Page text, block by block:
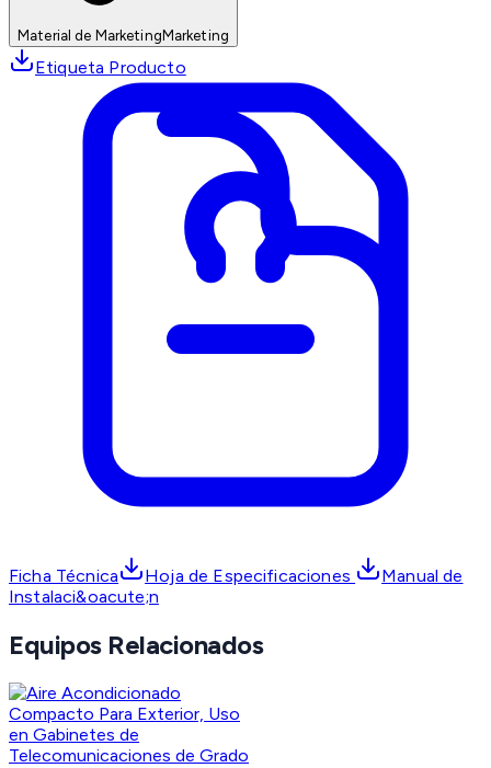
Material de MarketingMarketing
Etiqueta Producto
Ficha Técnica Hoja de Especificaciones
Manual de
Instalaci&oacute;n
Equipos Relacionados